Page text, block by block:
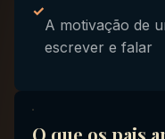
✓
A motivação de
escrever e falar